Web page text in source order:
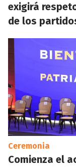
exigirá
de los
Ceremonia
Comienza el